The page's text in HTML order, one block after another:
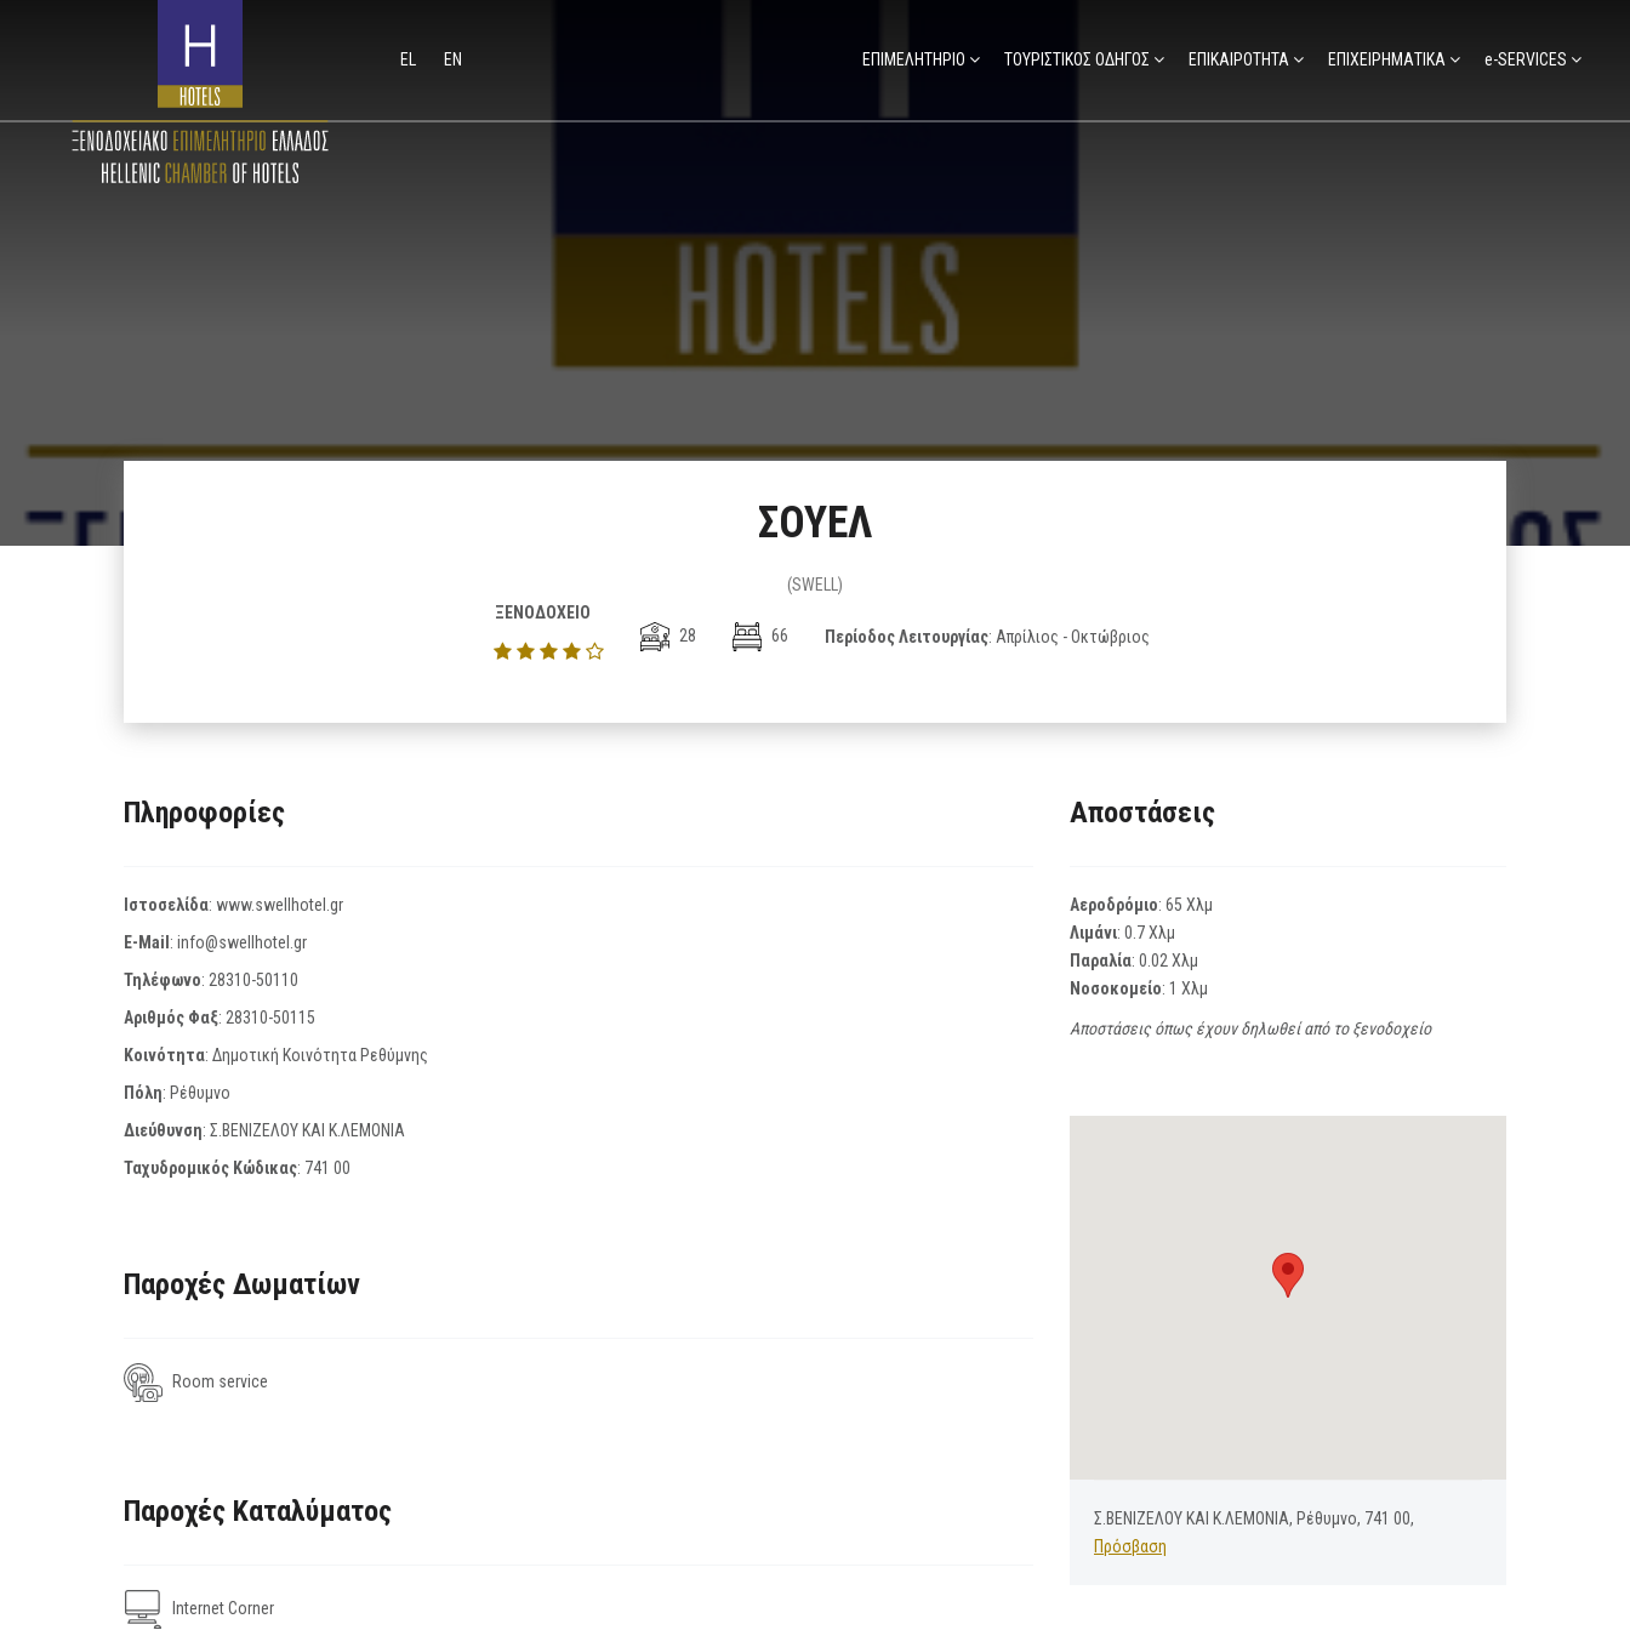
EL EN ΕΠΙΜΕΛΗΤΗΡΙΟ ΤΟΥΡΙΣΤΙΚΟΣ ΟΔΗΓΟΣ ΕΠΙΚΑΙΡΟΤΗΤΑ ΕΠΙΧΕΙΡΗΜΑΤΙΚΑ e-SERVICES
ΣΟΥΕΛ
(SWELL)
ΞΕΝΟΔΟΧΕΙΟ
28
66 Περίοδος Λειτουργίας: Απρίλιος - Οκτώβριος
Πληροφορίες
Ιστοσελίδα: www.swellhotel.gr
E-Mail : info@swellhotel.gr
Τηλέφωνο: 28310-50110
Αριθμός Φαξ: 28310-50115
Κοινότητα: Δημοτική Κοινότητα Ρεθύμνης
Πόλη: Ρέθυμνο
Διεύθυνση: Σ.ΒΕΝΙΖΕΛΟΥ ΚΑΙ Κ.ΛΕΜΟΝΙΑ
Ταχυδρομικός Κώδικας: 741 00
Παροχές Δωματίων
Room service
Παροχές Καταλύματος
Internet Corner
Αποστάσεις
Αεροδρόμιο: 65 Χλμ
Λιμάνι: 0.7 Χλμ
Παραλία: 0.02 Χλμ
Νοσοκομείο: 1 Χλμ
Αποστάσεις όπως έχουν δηλωθεί από το ξενοδοχείο
Σ.ΒΕΝΙΖΕΛΟΥ ΚΑΙ Κ.ΛΕΜΟΝΙΑ, Ρέθυμνο, 741 00,
Πρόσβαση